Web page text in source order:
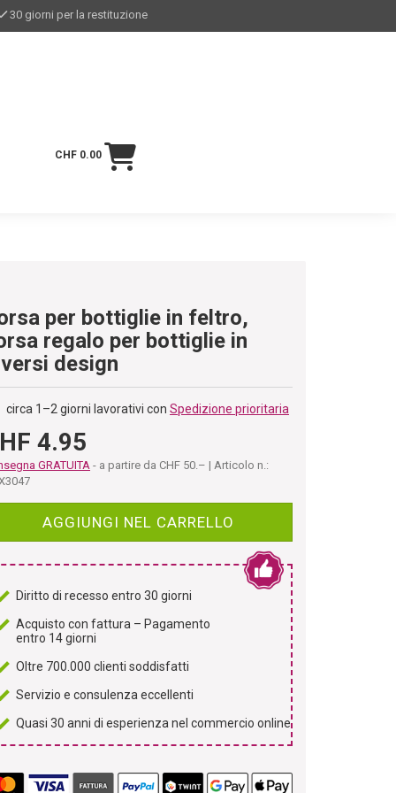
30 giorni per la restituzione
CHF 0.00
per bottiglie in feltro,
regalo per bottiglie in
design
circa 1–2 giorni lavorativi conSpedizione prioritaria
4.95
GRATUITA - a partire da CHF 50.– | Articolo n.:
AGGIUNGI NEL CARRELLO
Diritto di recesso entro 30 giorni
Acquisto con fattura – Pagamento
entro 14 giorni
Oltre 700.000 clienti soddisfatti
Servizio e consulenza eccellenti
Quasi 30 anni di esperienza nel commercio online